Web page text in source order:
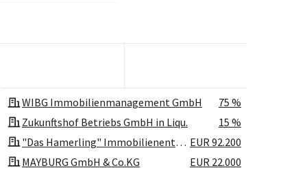
WIBG Immobilienmanagement GmbH
75 %
Zukunftshof Betriebs GmbH in Liqu.
15 %
"Das Hamerling" Immobilienentwicklungs GmbH & Co KG EUR 92.200
MAYBURG GmbH & Co.KG
EUR 22.000